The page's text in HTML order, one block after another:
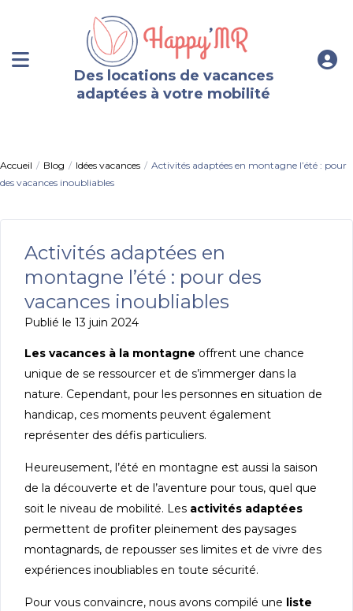
Des locations de vacances
adaptées à votre mobilité
Accueil Blog Idées vacances
Activités adaptées en montagne l’été : pour
des vacances inoubliables
Activités adaptées en
montagne l’été : pour des
vacances inoubliables
Publié le 13 juin 2024
Les vacances à la montagne offrent une chance
unique de se ressourcer et de s’immerger dans la
nature. Cependant, pour les personnes en situation de
handicap, ces moments peuvent également
représenter des défis particuliers.
Heureusement, l’été en montagne est aussi la saison
de la découverte et de l’aventure pour tous, quel que
soit le niveau de mobilité. Les activités adaptées
permettent de profiter pleinement des paysages
montagnards, de repousser ses limites et de vivre des
expériences inoubliables en toute sécurité.
Pour vous convaincre, nous avons compilé une liste